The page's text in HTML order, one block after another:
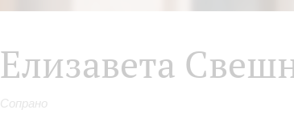
Елизавета
Сопрано